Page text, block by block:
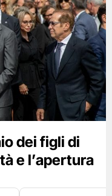
dei figli di
e l’apertura